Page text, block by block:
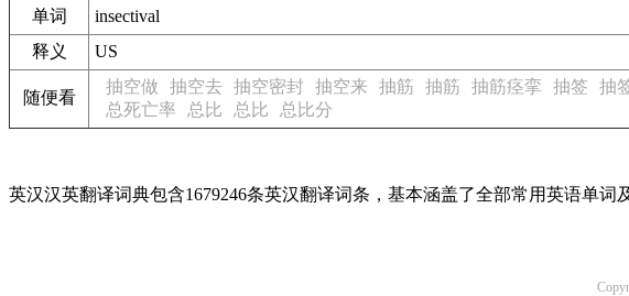
单词
insectival
释义
US
随便看
抽空做 抽空去 抽空密封 抽空来 抽筋 抽筋 抽筋痉挛 抽签 抽
总死亡率
总比 总比 总比分
英汉汉英翻译词典包含1679246条英汉翻译词条，基本涵盖了全部常用英语单词